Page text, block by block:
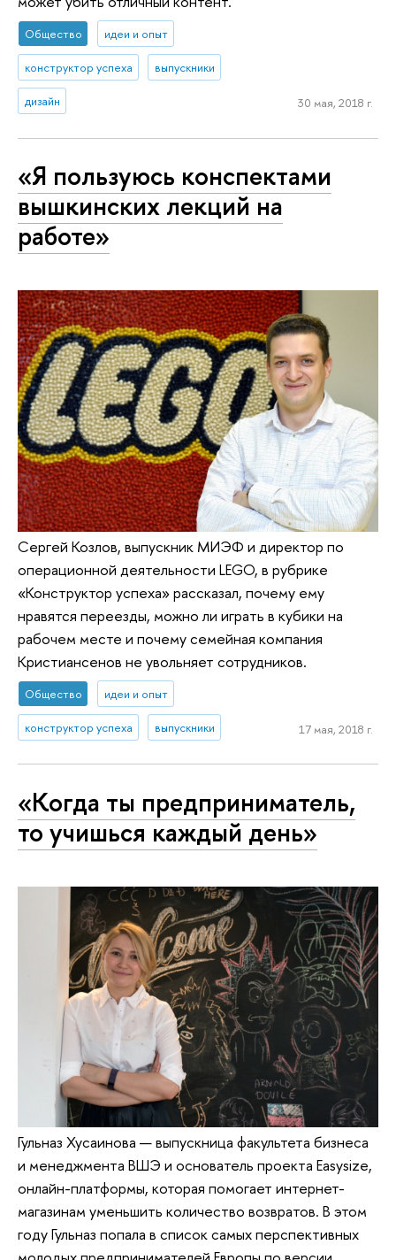
Общество идеи и опыт
конструктор успеха выпускники
дизайн 30 мая, 2018 г.
«Я пользуюсь конспектами
вышкинских лекций на
работе»
Сергей Козлов, выпускник МИЭФ и директор по
операционной деятельности LEGO, в рубрике
«Конструктор успеха» рассказал, почему ему
нравятся переезды, можно ли играть в кубики на
рабочем месте и почему семейная компания
Кристиансенов не увольняет сотрудников.
Общество идеи и опыт
конструктор успеха выпускники 17 мая, 2018 г.
«Когда ты предприниматель,
то учишься каждый день»
Гульназ Хусаинова — выпускница факультета бизнеса
и менеджмента ВШЭ и основатель проекта Easysize,
онлайн-платформы, которая помогает интернет-
магазинам уменьшить количество возвратов. В этом
году Гульназ попала в список самых перспективных